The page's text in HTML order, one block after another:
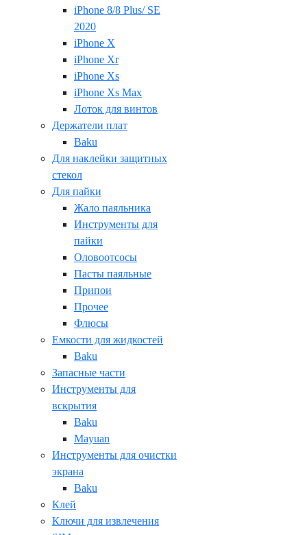
iPhone 8/8 Plus/ SE
2020
iPhone X
iPhone Xr
iPhone Xs
iPhone Xs Max
Лоток для винтов
Держатели плат
Baku
Для наклейки защитных
стекол
Для пайки
Жало паяльника
Инструменты для
пайки
Оловоотсосы
Пасты паяльные
Припои
Прочее
Флюсы
Емкости для жидкостей
Baku
Запасные части
Инструменты для
вскрытия
Baku
Mayuan
Инструменты для очистки
экрана
Baku
Клей
Ключи для извлечения